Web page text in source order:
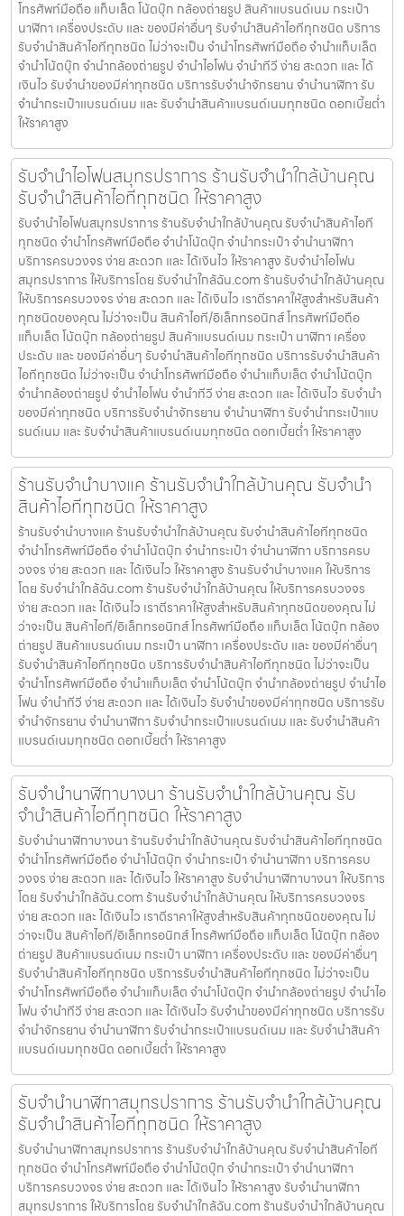
โทรศัพท์มือถือ แท็บเล็ต โน้ตบุ๊ก กล้องถ่ายรูป สินค้าแบรนด์เนม กระเป๋า
นาฬิกา เครื่องประดับ และ ของมีค่าอื่นๆ รับจำนำสินค้าไอทีทุกชนิด บริการ
รับจำนำสินค้าไอทีทุกชนิด ไม่ว่าจะเป็น จำนำโทรศัพท์มือถือ จำนำแท็บเล็ต
จำนำโน้ตบุ๊ก จำนำกล้องถ่ายรูป จำนำไอโฟน จำนำทีวี ง่าย สะดวก และ ได้
เงินไว รับจำนำของมีค่าทุกชนิด บริการรับจำนำจักรยาน จำนำนาฬิกา รับ
จำนำกระเป๋าแบรนด์เนม และ รับจำนำสินค้าแบรนด์เนมทุกชนิด ดอกเบี้ยต่ำ
ให้ราคาสูง
รับจำนำไอโฟนสมุทรปราการ ร้านรับจำนำใกล้บ้านคุณ
รับจำนำสินค้าไอทีทุกชนิด ให้ราคาสูง
รับจำนำไอโฟนสมุทรปราการ ร้านรับจำนำใกล้บ้านคุณ รับจำนำสินค้าไอที
ทุกชนิด จำนำโทรศัพท์มือถือ จำนำโน้ตบุ๊ก จำนำกระเป๋า จำนำนาฬิกา
บริการครบวงจร ง่าย สะดวก และ ได้เงินไว ให้ราคาสูง รับจำนำไอโฟน
สมุทรปราการ ให้บริการโดย รับจํานําใกล้ฉัน.com ร้านรับจำนำใกล้บ้านคุณ
ให้บริการครบวงจร ง่าย สะดวก และ ได้เงินไว เราตีราคาให้สูงสำหรับสินค้า
ทุกชนิดของคุณ ไม่ว่าจะเป็น สินค้าไอที/อิเล็กทรอนิกส์ โทรศัพท์มือถือ
แท็บเล็ต โน้ตบุ๊ก กล้องถ่ายรูป สินค้าแบรนด์เนม กระเป๋า นาฬิกา เครื่อง
ประดับ และ ของมีค่าอื่นๆ รับจำนำสินค้าไอทีทุกชนิด บริการรับจำนำสินค้า
ไอทีทุกชนิด ไม่ว่าจะเป็น จำนำโทรศัพท์มือถือ จำนำแท็บเล็ต จำนำโน้ตบุ๊ก
จำนำกล้องถ่ายรูป จำนำไอโฟน จำนำทีวี ง่าย สะดวก และ ได้เงินไว รับจำนำ
ของมีค่าทุกชนิด บริการรับจำนำจักรยาน จำนำนาฬิกา รับจำนำกระเป๋าแบ
รนด์เนม และ รับจำนำสินค้าแบรนด์เนมทุกชนิด ดอกเบี้ยต่ำ ให้ราคาสูง
ร้านรับจำนำบางแค ร้านรับจำนำใกล้บ้านคุณ รับจำนำ
สินค้าไอทีทุกชนิด ให้ราคาสูง
ร้านรับจำนำบางแค ร้านรับจำนำใกล้บ้านคุณ รับจำนำสินค้าไอทีทุกชนิด
จำนำโทรศัพท์มือถือ จำนำโน้ตบุ๊ก จำนำกระเป๋า จำนำนาฬิกา บริการครบ
วงจร ง่าย สะดวก และ ได้เงินไว ให้ราคาสูง ร้านรับจำนำบางแค ให้บริการ
โดย รับจํานําใกล้ฉัน.com ร้านรับจำนำใกล้บ้านคุณ ให้บริการครบวงจร
ง่าย สะดวก และ ได้เงินไว เราตีราคาให้สูงสำหรับสินค้าทุกชนิดของคุณ ไม่
ว่าจะเป็น สินค้าไอที/อิเล็กทรอนิกส์ โทรศัพท์มือถือ แท็บเล็ต โน้ตบุ๊ก กล้อง
ถ่ายรูป สินค้าแบรนด์เนม กระเป๋า นาฬิกา เครื่องประดับ และ ของมีค่าอื่นๆ
รับจำนำสินค้าไอทีทุกชนิด บริการรับจำนำสินค้าไอทีทุกชนิด ไม่ว่าจะเป็น
จำนำโทรศัพท์มือถือ จำนำแท็บเล็ต จำนำโน้ตบุ๊ก จำนำกล้องถ่ายรูป จำนำไอ
โฟน จำนำทีวี ง่าย สะดวก และ ได้เงินไว รับจำนำของมีค่าทุกชนิด บริการรับ
จำนำจักรยาน จำนำนาฬิกา รับจำนำกระเป๋าแบรนด์เนม และ รับจำนำสินค้า
แบรนด์เนมทุกชนิด ดอกเบี้ยต่ำ ให้ราคาสูง
รับจำนำนาฬิกาบางนา ร้านรับจำนำใกล้บ้านคุณ รับ
จำนำสินค้าไอทีทุกชนิด ให้ราคาสูง
รับจำนำนาฬิกาบางนา ร้านรับจำนำใกล้บ้านคุณ รับจำนำสินค้าไอทีทุกชนิด
จำนำโทรศัพท์มือถือ จำนำโน้ตบุ๊ก จำนำกระเป๋า จำนำนาฬิกา บริการครบ
วงจร ง่าย สะดวก และ ได้เงินไว ให้ราคาสูง รับจำนำนาฬิกาบางนา ให้บริการ
โดย รับจํานําใกล้ฉัน.com ร้านรับจำนำใกล้บ้านคุณ ให้บริการครบวงจร
ง่าย สะดวก และ ได้เงินไว เราตีราคาให้สูงสำหรับสินค้าทุกชนิดของคุณ ไม่
ว่าจะเป็น สินค้าไอที/อิเล็กทรอนิกส์ โทรศัพท์มือถือ แท็บเล็ต โน้ตบุ๊ก กล้อง
ถ่ายรูป สินค้าแบรนด์เนม กระเป๋า นาฬิกา เครื่องประดับ และ ของมีค่าอื่นๆ
รับจำนำสินค้าไอทีทุกชนิด บริการรับจำนำสินค้าไอทีทุกชนิด ไม่ว่าจะเป็น
จำนำโทรศัพท์มือถือ จำนำแท็บเล็ต จำนำโน้ตบุ๊ก จำนำกล้องถ่ายรูป จำนำไอ
โฟน จำนำทีวี ง่าย สะดวก และ ได้เงินไว รับจำนำของมีค่าทุกชนิด บริการรับ
จำนำจักรยาน จำนำนาฬิกา รับจำนำกระเป๋าแบรนด์เนม และ รับจำนำสินค้า
แบรนด์เนมทุกชนิด ดอกเบี้ยต่ำ ให้ราคาสูง
รับจำนำนาฬิกาสมุทรปราการ ร้านรับจำนำใกล้บ้านคุณ
รับจำนำสินค้าไอทีทุกชนิด ให้ราคาสูง
รับจำนำนาฬิกาสมุทรปราการ ร้านรับจำนำใกล้บ้านคุณ รับจำนำสินค้าไอที
ทุกชนิด จำนำโทรศัพท์มือถือ จำนำโน้ตบุ๊ก จำนำกระเป๋า จำนำนาฬิกา
บริการครบวงจร ง่าย สะดวก และ ได้เงินไว ให้ราคาสูง รับจำนำนาฬิกา
สมุทรปราการ ให้บริการโดย รับจํานําใกล้ฉัน.com ร้านรับจำนำใกล้บ้านคุณ